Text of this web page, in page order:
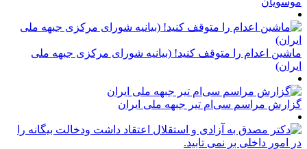
ماشین اعدام را متوقف کنید! (بیانیه شورای مرکزی جبهه ملی
ایران)
گزارش مراسم سی‌ام تیر جبهه ملی ایران